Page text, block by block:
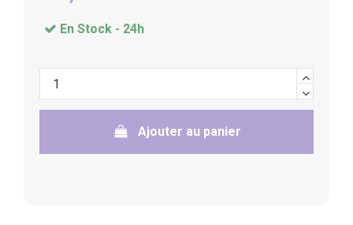
En Stock - 24h
Ajouter au panier